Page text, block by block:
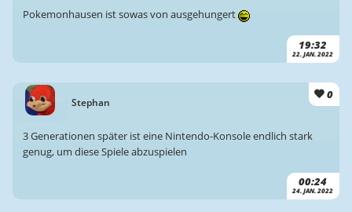
19:32
22. JAN. 2022
Pokemonhausen ist sowas von ausgehungert
Stephan
0
00:24
24. JAN. 2022
3 Generationen später ist eine Nintendo-Konsole endlich stark
genug, um diese Spiele abzuspielen